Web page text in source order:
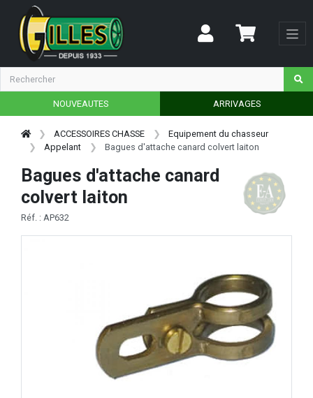
NOUVEAUTES ARRIVAGES
ACCESSOIRES CHASSE
Equipement du chasseur
Appelant
Bagues d'attache canard colvert laiton
Bagues d'attache canard
colvert laiton
Réf. : AP632